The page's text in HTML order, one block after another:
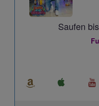
Saufen